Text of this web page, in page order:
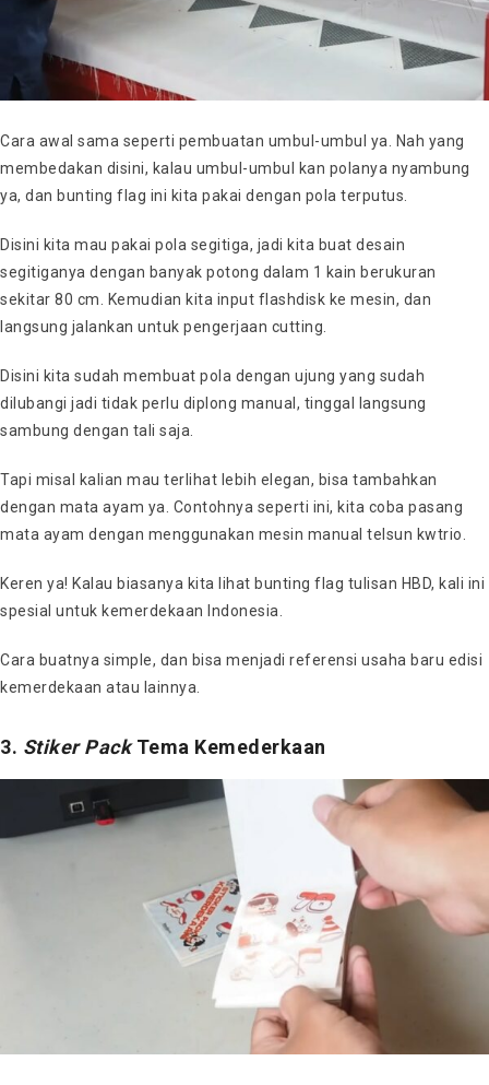
Cara awal sama seperti pembuatan umbul-umbul ya. Nah yang
membedakan disini, kalau umbul-umbul kan polanya nyambung
ya, dan bunting flag ini kita pakai dengan pola terputus.
Disini kita mau pakai pola segitiga, jadi kita buat desain
segitiganya dengan banyak potong dalam 1 kain berukuran
sekitar 80 cm. Kemudian kita input flashdisk ke mesin, dan
langsung jalankan untuk pengerjaan cutting.
Disini kita sudah membuat pola dengan ujung yang sudah
dilubangi jadi tidak perlu diplong manual, tinggal langsung
sambung dengan tali saja.
Tapi misal kalian mau terlihat lebih elegan, bisa tambahkan
dengan mata ayam ya. Contohnya seperti ini, kita coba pasang
mata ayam dengan menggunakan mesin manual telsun kwtrio.
Keren ya! Kalau biasanya kita lihat bunting flag tulisan HBD, kali ini
spesial untuk kemerdekaan Indonesia.
Cara buatnya simple, dan bisa menjadi referensi usaha baru edisi
kemerdekaan atau lainnya.
3. Stiker PackTema Kemederkaan